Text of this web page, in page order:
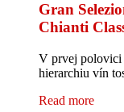
Gran
Chianti
V prvej polovici
hierarchiu vín
Read more